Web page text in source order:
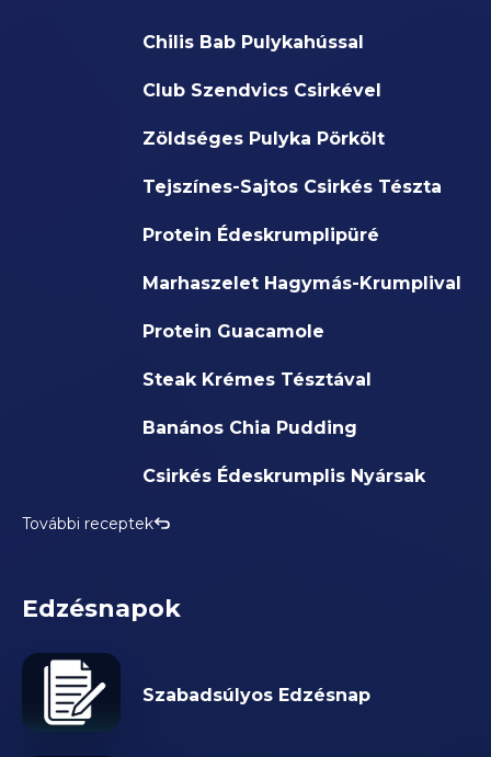
Chilis Bab Pulykahússal
Club Szendvics Csirkével
Zöldséges Pulyka Pörkölt
Tejszínes-Sajtos Csirkés Tészta
Protein Édeskrumplipüré
Marhaszelet Hagymás-Krumplival
Protein Guacamole
Steak Krémes Tésztával
Banános Chia Pudding
Csirkés Édeskrumplis Nyársak
További receptek
Edzésnapok
Szabadsúlyos Edzésnap